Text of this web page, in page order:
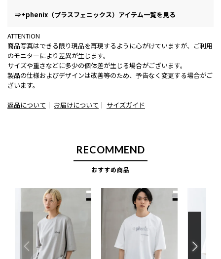
⇒+phenix（プラスフェニックス）アイテム一覧を見る
ATTENTION
商品写真はできる限り現品を再現するように心がけていますが、ご利用
のモニターにより差異が生じます。
サイズや重さなどに多少の個体差が生じる場合がございます。
製品の仕様およびデザインは改善等のため、予告なく変更する場合がご
ざいます。
返品について ｜ お届けについて ｜ サイズガイド
RECOMMEND
おすすめ商品